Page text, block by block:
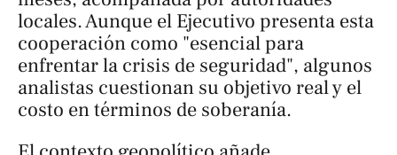
locales. Aunque el Ejecutivo presenta esta
cooperación como "esencial para
enfrentar la crisis de seguridad", algunos
analistas cuestionan su objetivo real y el
costo en términos de soberanía.